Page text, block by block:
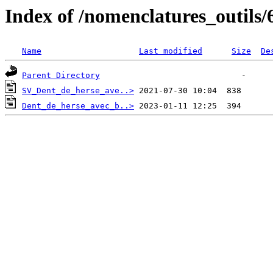
Index of /nomenclatures_outils/
Name Last modified Size
Parent Directory
SV_Dent_de_herse_ave..>
Dent_de_herse_avec_b..>